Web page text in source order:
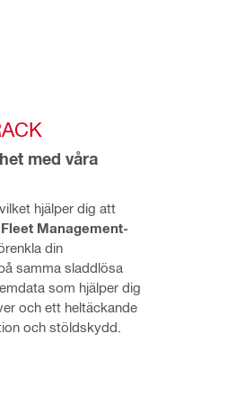
med våra
hjälper dig att
Fleet Management-
din
samma sladdlösa
som hjälper dig
och ett heltäckande
och stöldskydd.